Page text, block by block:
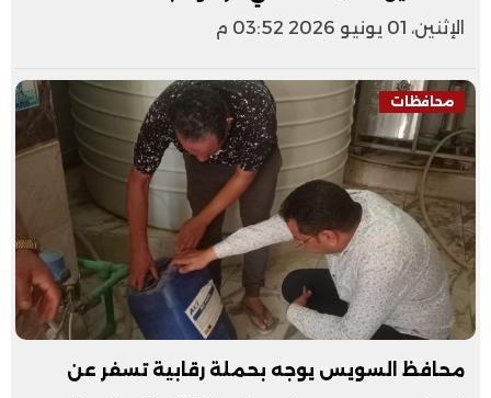
الإثنين، 01 يونيو 2026 03:52 م
محافظات
محافظ السويس يوجه بحملة رقابية تسفر عن